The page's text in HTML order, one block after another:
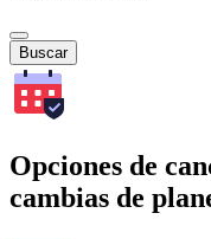
Buscar
Opciones de
cambias de